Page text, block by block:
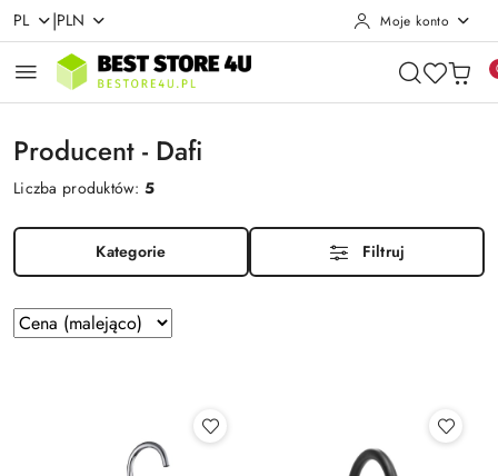
Przejdź do treści głównej
Przejdź do wyszukiwarki
Przejdź do moje konto
Przejdź do menu głównego
Przejdź do stopki
PL |PLN Moje konto
Producent - Dafi
Liczba produktów:5
Kategorie Filtruj
Zastosowano
sortowanie:
Sortuj
według